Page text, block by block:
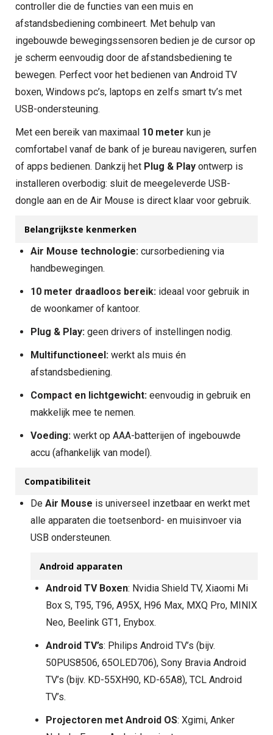
controller die de functies van een muis en
afstandsbediening combineert. Met behulp van
ingebouwde bewegingssensoren bedien je de cursor op
je scherm eenvoudig door de afstandsbediening te
bewegen. Perfect voor het bedienen van Android TV
boxen, Windows pc’s, laptops en zelfs smart tv’s met
USB-ondersteuning.
Met een bereik van maximaal 10 meter kun je
comfortabel vanaf de bank of je bureau navigeren, surfen
of apps bedienen. Dankzij het Plug & Play ontwerp is
installeren overbodig: sluit de meegeleverde USB-
dongle aan en de Air Mouse is direct klaar voor gebruik.
Belangrijkste kenmerken
Air Mouse technologie: cursorbediening via
handbewegingen.
10 meter draadloos bereik: ideaal voor gebruik in
de woonkamer of kantoor.
Plug & Play: geen drivers of instellingen nodig.
Multifunctioneel: werkt als muis én
afstandsbediening.
Compact en lichtgewicht: eenvoudig in gebruik en
makkelijk mee te nemen.
Voeding: werkt op AAA-batterijen of ingebouwde
accu (afhankelijk van model).
Compatibiliteit
De Air Mouse is universeel inzetbaar en werkt met
alle apparaten die toetsenbord- en muisinvoer via
USB ondersteunen.
Android apparaten
Android TV Boxen: Nvidia Shield TV, Xiaomi Mi
Box S, T95, T96, A95X, H96 Max, MXQ Pro, MINIX
Neo, Beelink GT1, Enybox.
Android TV’s: Philips Android TV’s (bijv.
50PUS8506, 65OLED706), Sony Bravia Android
TV’s (bijv. KD-55XH90, KD-65A8), TCL Android
TV’s.
Projectoren met Android OS: Xgimi, Anker